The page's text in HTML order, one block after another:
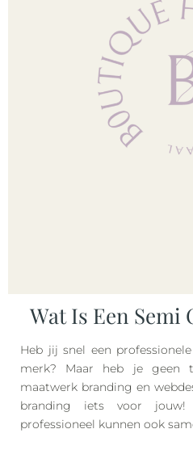
Wat Is Een Semi
Heb jij snel een
merk? Maar heb je geen
maatwerk branding en
branding iets voor
professioneel kunnen ook